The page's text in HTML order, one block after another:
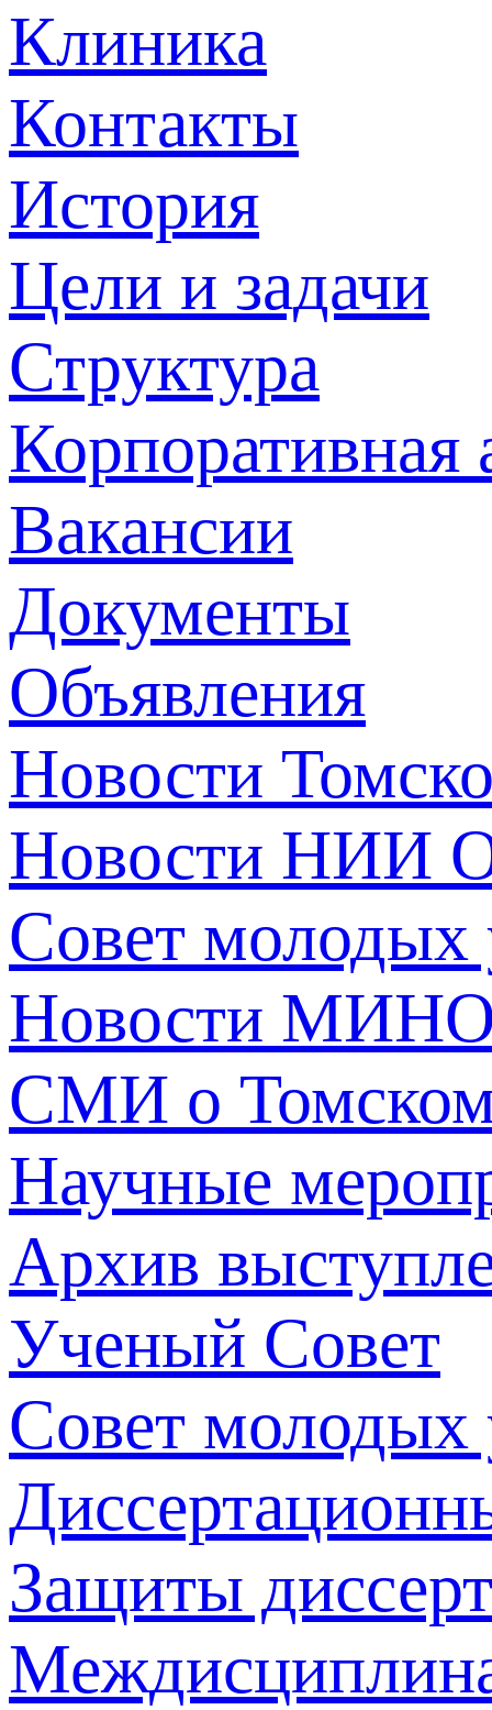
Клиника
Контакты
История
Цели и задачи
Структура
Корпоративная
Вакансии
Документы
Объявления
Новости
Новости НИИ
Совет молодых
Новости
СМИ о
Научные
Архив
Ученый Совет
Совет молодых
Защиты